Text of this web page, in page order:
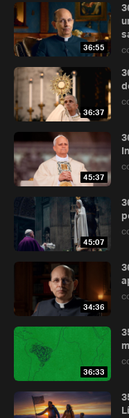
36:55
36:37
45:37
45:07
34:36
36:33